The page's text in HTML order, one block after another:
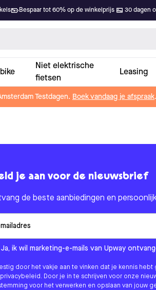
Bespaar tot 60% op de winkelprijs 30 dagen
Niet elektrische
fietsen
Leasing
Testdagen. Boek vandaag je afspraak.
je aan voor de nieuwsbrief
de beste aanbiedingen en
would you like to hear from us?
Ja, ik wil marketing-e-mails van Upway
door het vakje aan te vinken dat je kennis hebt
Door je in te schrijven voor onze
voor het verwerken en opslaan van jouw